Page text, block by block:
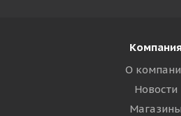
Компания
О
Новости
Магазины